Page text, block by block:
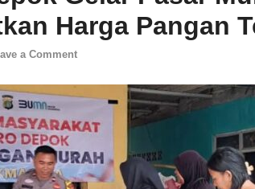
Harga Pangan
a Comment